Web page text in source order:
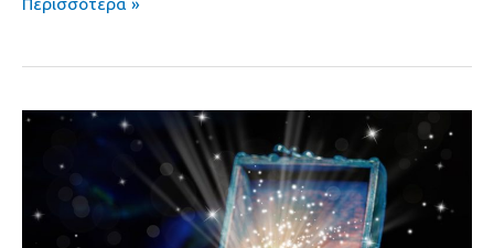
Περισσότερα »